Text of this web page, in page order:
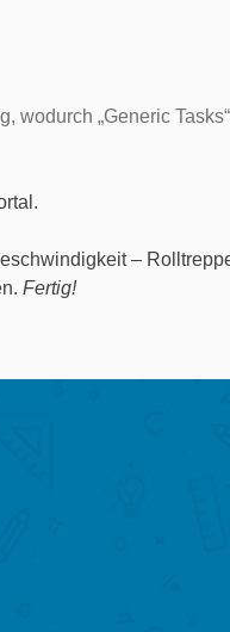
wodurch „Generic
–
Fertig!